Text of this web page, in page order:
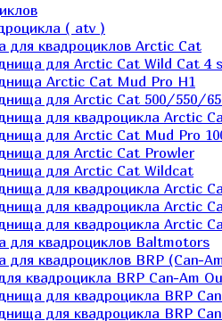
( atv )
для квадроциклов Arctic Cat
для Arctic Cat Wild Cat 4
Arctic Cat Mud Pro H1
для Arctic Cat 500/550/
для квадроцикла Arctic
для Arctic Cat Mud Pro
для Arctic Cat Prowler
для Arctic Cat Wildcat
для квадроцикла Arctic
для квадроцикла Arctic
для квадроцикла Arctic
для квадроциклов Baltmotors
квадроциклов BRP (Can-
квадроцикла BRP Can-Am
для квадроцикла BRP
для квадроцикла BRP